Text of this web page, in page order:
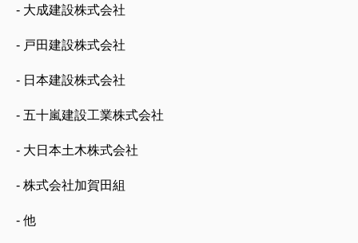
- 大成建設株式会社
- 戸田建設株式会社
- 日本建設株式会社
- 五十嵐建設工業株式会社
- 大日本土木株式会社
- 株式会社加賀田組
- 他